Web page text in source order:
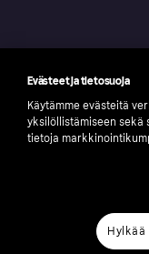
number: 556737-0431
Evästeet ja tietosuoja
Käytämme evästeitä
yksilöllistämiseen sekä
tietoja